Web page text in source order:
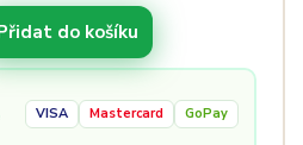
do košíku
VISA Mastercard GoPay